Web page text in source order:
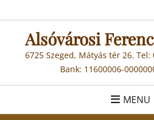
to
contentAlsóvárosi
6725 Szeged, Mátyás tér 26. Tel:
Bank: 11600006-
MENU